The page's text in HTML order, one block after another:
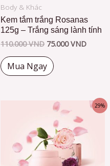
Body & Khác
Kem tắm trắng Rosanas
125g – Trắng sáng lành tính
110.000VND 75.000VND
Mua Ngay
29%